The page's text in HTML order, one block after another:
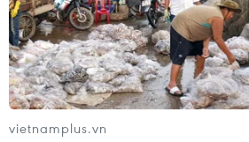
vietnamplus.vn